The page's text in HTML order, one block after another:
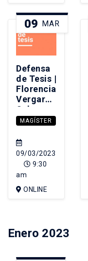
Decanato
09 MAR
Defensa
de Tesis |
Florencia
Vergara
Cabrera
MAGÍSTER
09/03/2023
9:30
am
ONLINE
Enero 2023